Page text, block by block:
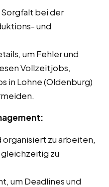
bei der
und
um Fehler und
Vollzeitjobs,
in Lohne (Oldenburg)
zu arbeiten,
zu
um Deadlines und